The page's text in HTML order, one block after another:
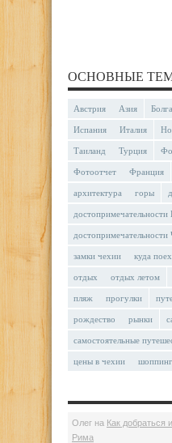
ОСНОВНЫЕ
Австрия Азия
Испания Италия
Таиланд Турция
Фотоотчет Франция
архитектура горы
достопримечательности
достопримечательности
замки чехии куда
отдых отдых летом
пляж прогулки
рождество рынки
самостоятельные
цены в чехии шоппинг
Олег на Как добраться
Рима